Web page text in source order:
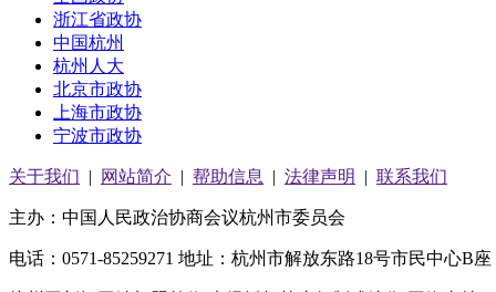
浙江省政协
中国杭州
杭州人大
北京市政协
上海市政协
宁波市政协
关于我们 | 网站简介 | 帮助信息 | 法律声明 | 联系我们
主办：中国人民政治协商会议杭州市委员会
电话：0571-85259271 地址：杭州市解放东路18号市民中心B座